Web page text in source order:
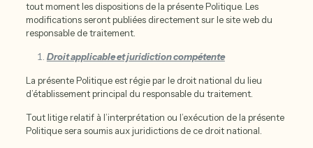
tout moment les dispositions de la présente Politique. Les
modifications seront publiées directement sur le site web du
responsable de traitement.
Droit applicable et juridiction compétente
La présente Politique est régie par le droit national du lieu
d’établissement principal du responsable du traitement.
Tout litige relatif à l’interprétation ou l’exécution de la présente
Politique sera soumis aux juridictions de ce droit national.